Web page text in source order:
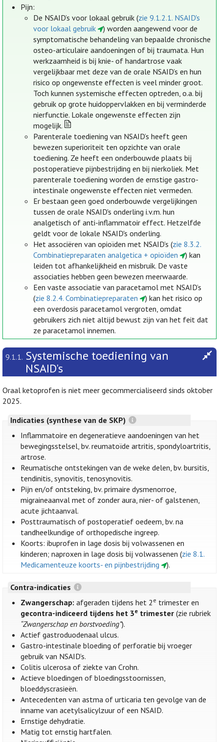
Pijn:
De NSAID’s voor lokaal gebruik (zie 9.1.2.1. NSAID's
voor lokaal gebruik
) worden aangewend voor de
symptomatische behandeling van bepaalde chronische
osteo-articulaire aandoeningen of bij traumata. Hun
werkzaamheid is bij knie- of handartrose vaak
vergelijkbaar met deze van de orale NSAID’s en hun
risico op ongewenste effecten is veel minder groot.
Toch kunnen systemische effecten optreden, o.a. bij
gebruik op grote huidoppervlakken en bij verminderde
nierfunctie. Lokale ongewenste effecten zijn
mogelijk.
Parenterale toediening van NSAID’s heeft geen
bewezen superioriteit ten opzichte van orale
toediening. Ze heeft een onderbouwde plaats bij
postoperatieve pijnbestrijding en bij nierkoliek. Met
parenterale toediening worden de ernstige gastro-
intestinale ongewenste effecten niet vermeden.
Er bestaan geen goed onderbouwde vergelijkingen
tussen de orale NSAID's onderling i.v.m. hun
analgetisch of anti-inflammatoir effect. Hetzelfde
geldt voor de lokale NSAID's onderling.
Het associëren van opioïden met NSAID’s (zie 8.3.2.
Combinatiepreparaten analgetica + opioïden
) kan
leiden tot afhankelijkheid en misbruik. De vaste
associaties hebben geen bewezen meerwaarde.
Een vaste associatie van paracetamol met NSAID’s
(zie 8.2.4. Combinatiepreparaten
) kan het risico op
een overdosis paracetamol vergroten, omdat
gebruikers zich niet altijd bewust zijn van het feit dat
ze paracetamol innemen.
9.1.1. Systemische toediening van
NSAID's
Oraal ketoprofen is niet meer gecommercialiseerd sinds oktober
2025.
Indicaties (synthese van de SKP)
Inflammatoire en degeneratieve aandoeningen van het
bewegingsstelsel, bv. reumatoïde artritis, spondyloartritis,
artrose.
Reumatische ontstekingen van de weke delen, bv. bursitis,
tendinitis, synovitis, tenosynovitis.
Pijn en/of ontsteking, bv. primaire dysmenorroe,
migraineaanval met of zonder aura, nier- of galstenen,
acute jichtaanval.
Posttraumatisch of postoperatief oedeem, bv. na
tandheelkundige of orthopedische ingreep.
Koorts: ibuprofen in lage dosis bij volwassenen en
kinderen; naproxen in lage dosis bij volwassenen (zie 8.1.
Medicamenteuze koorts- en pijnbestrijding
).
Contra-indicaties
Zwangerschap: afgeraden tijdens het 2 e trimester en
gecontra-indiceerd tijdens het 3e trimester (zie rubriek
“Zwangerschap en borstvoeding”).
Actief gastroduodenaal ulcus.
Gastro-intestinale bloeding of perforatie bij vroeger
gebruik van NSAID’s.
Colitis ulcerosa of ziekte van Crohn.
Actieve bloedingen of bloedingsstoornissen,
bloeddyscrasieën.
Antecedenten van astma of urticaria ten gevolge van de
inname van acetylsalicylzuur of een NSAID.
Ernstige dehydratie.
Matig tot ernstig hartfalen.